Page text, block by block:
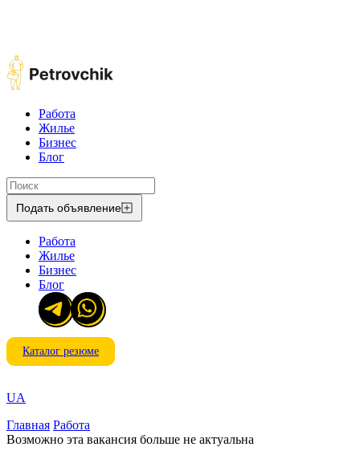
Работа
Жилье
Бизнес
Блог
Подать объявление
Работа
Жилье
Бизнес
Блог
Каталог резюме
UA
Главная Работа
Возможно эта вакансия больше не актуальна